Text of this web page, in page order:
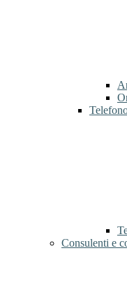
Consulenti e